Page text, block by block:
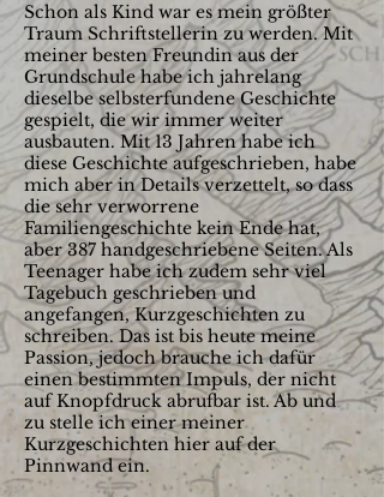
Schon als Kind war es mein größter
Traum Schriftstellerin zu werden. Mit
meiner besten Freundin aus der
Grundschule habe ich jahrelang
dieselbe selbsterfundene Geschichte
gespielt, die wir immer weiter
ausbauten. Mit 13 Jahren habe ich
diese Geschichte aufgeschrieben, habe
mich aber in Details verzettelt, so dass
die sehr verworrene
Familiengeschichte kein Ende hat,
aber 387 handgeschriebene Seiten. Als
Teenager habe ich zudem sehr viel
Tagebuch geschrieben und
angefangen, Kurzgeschichten zu
schreiben. Das ist bis heute meine
Passion, jedoch brauche ich dafür
einen bestimmten Impuls, der nicht
auf Knopfdruck abrufbar ist. Ab und
zu stelle ich einer meiner
Kurzgeschichten hier auf der
Pinnwand ein.